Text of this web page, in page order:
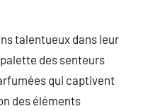
talentueux dans leur
des senteurs
qui captivent
des éléments